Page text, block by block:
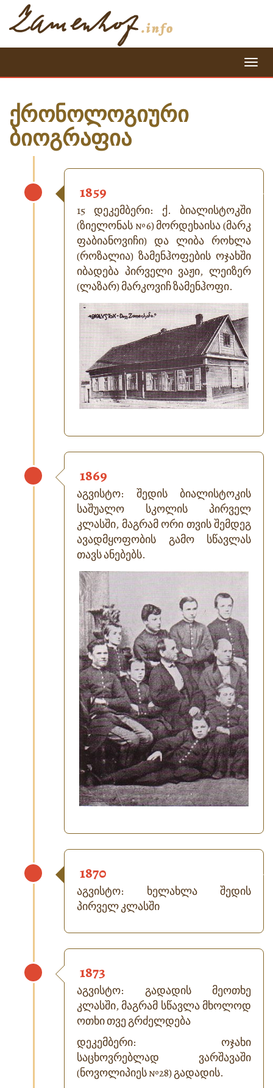
=
ქრონოლოგიური
ბიოგრაფია
1859
15 დეკემბერი: ქ. ბიალისტოკში
(ზიელონას №6) მორდეხაისა (მარკ
ფაბიანოვიჩი) და ლიბა როხლა
(როზალია) ზამენჰოფების ოჯახში
იბადება პირველი ვაჟი, ლეიზერ
(ლაზარ) მარკოვიჩ ზამენჰოფი.
1869
აგვისტო: შედის ბიალისტოკის
საშუალო სკოლის პირველ
კლასში, მაგრამ ორი თვის შემდეგ
ავადმყოფობის გამო სწავლას
თავს ანებებს.
1870
აგვისტო: ხელახლა შედის
პირველ კლასში
1873
აგვისტო: გადადის მეოთხე
კლასში, მაგრამ სწავლა მხოლოდ
ოთხი თვე გრძელდება
დეკემბერი: ოჯახი
საცხოვრებლად ვარშავაში
(ნოვოლიპიეს №28) გადადის.